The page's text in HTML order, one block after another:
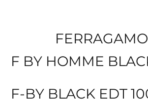
FERRAGAMO
F BY HOMME
F-BY BLACK EDT